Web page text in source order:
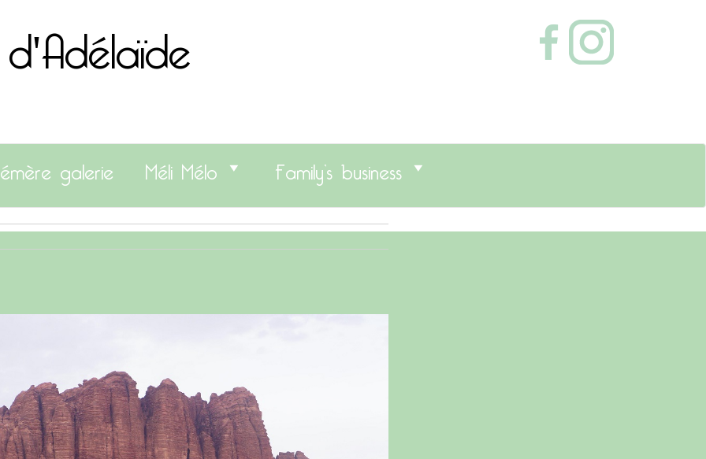
galerie Méli Mélo Family’s business